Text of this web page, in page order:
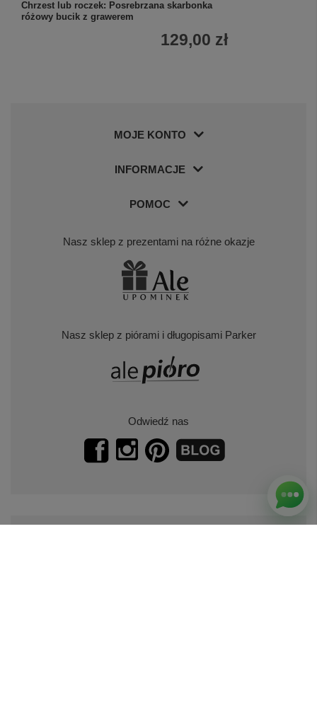
Chrzest lub roczek: Posrebrzana skarbonka
różowy bucik z grawerem
129,00 zł
MOJE KONTO
INFORMACJE
POMOC
Nasz sklep z prezentami na różne okazje
Nasz sklep z piórami i długopisami Parker
Odwiedź nas